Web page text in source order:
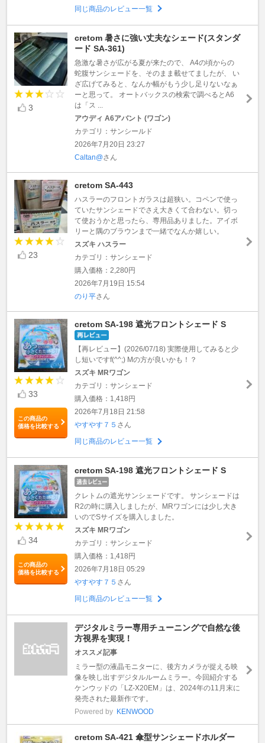
同じ商品のレビュー一覧
3
cretom 暑さに強い丈夫なシェード(スタンダ
ード SA-361)
急激な暑さが広がる夏が来たので、 A4の頃からの
蛇腹サンシェードを、そのまま載せてましたが、 い
ざ広げてみると、なんか幅がもう少し足りないなぁ
ーと思って。 オートバックスの検索で調べるとA6
は「ス ...
アウディ A6アバント (ワゴン)
カテゴリ：サンシールド
2026年7月20日 23:27
Caltan@さん
23
cretom SA-443
ハスラーのフロントガラスは超狭い。コペンで使っ
ていたサンシェードでさえ大きくて合わない。切っ
て使おうかと思ったら、専用品ありました。アイボ
リーと隅のブラウンまで一緒でなんか嬉しい。
スズキ ハスラー
カテゴリ：サンシェード
購入価格：2,280円
2026年7月19日 15:54
のり平さん
33
この商品の
価格を比較する
cretom SA-198 遮光フロントシェード S
【再レビュー】(2026/07/18) 実際使用してみると少
し短いですf(^^;) Mの方が良いかも！？
スズキ MRワゴン
カテゴリ：サンシェード
購入価格：1,418円
2026年7月18日 21:58
やすやす７５ さん
同じ商品のレビュー一覧
34
この商品の
価格を比較する
cretom SA-198 遮光フロントシェード S
クレトムの遮光サンシェードです。 サンシェードは
R2の時に購入しましたが、MRワゴンには少し大き
いのでSサイズを購入しました。
スズキ MRワゴン
カテゴリ：サンシェード
購入価格：1,418円
2026年7月18日 05:29
やすやす７５ さん
同じ商品のレビュー一覧
デジタルミラー専用チューニングで自然な後
方視界を実現！
オススメ記事
ミラー型の液晶モニターに、後方カメラが捉える映
像を映し出すデジタルルームミラー。今回紹介する
ケンウッドの「LZ-X20EM」は、2024年の11月末に
発売された最新作です。
Powered by KENWOOD
cretom SA-421 傘型サンシェードホルダー